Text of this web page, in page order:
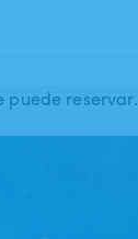
puede reservar.